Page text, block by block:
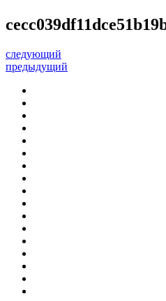
следующий
предыдущий